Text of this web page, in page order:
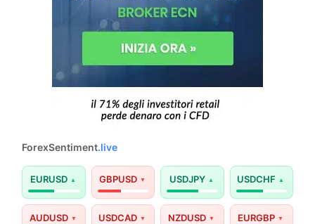
ForexSentiment.live
EURUSD GBPUSD USDJPY USDCHF
AUDUSD USDCAD NZDUSD EURGBP